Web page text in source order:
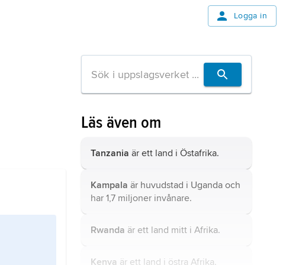
Logga in
Läs även om
Tanzania är ett land i Östafrika.
Kampala är huvudstad i Uganda och
har 1,7 miljoner invånare.
Rwanda är ett land mitt i Afrika.
Kenya är ett land i östra Afrika.